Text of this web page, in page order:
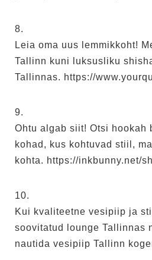
8.
Leia oma uus lemmikkoht!
Tallinn kuni luksusliku
Tallinnas. https://
9.
Ohtu algab siit! Otsi hookah
kohad, kus kohtuvad stiil,
kohta. https://inkbunny.net/
10.
Kui kvaliteetne vesipiip ja
soovitatud lounge Tallinnas
nautida vesipiip Tallinn